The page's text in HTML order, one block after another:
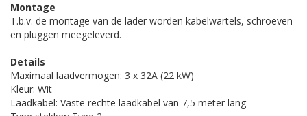
Montage
T.b.v. de montage van de lader worden kabelwartels, schroeven
en pluggen meegeleverd.
Details
Maximaal laadvermogen: 3 x 32A (22 kW)
Kleur: Wit
Laadkabel: Vaste rechte laadkabel van 7,5 meter lang